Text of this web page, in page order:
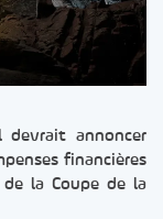
devrait annoncer
financières
la Coupe de la